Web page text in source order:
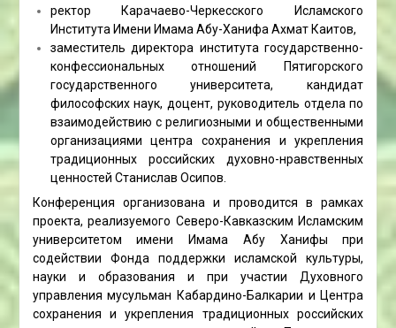
ректор Карачаево-Черкесского Исламского
Института Имени Имама Абу-Ханифа Ахмат Каитов,
заместитель директора института государственно-
конфессиональных отношений Пятигорского
государственного университета, кандидат
философских наук, доцент, руководитель отдела по
взаимодействию с религиозными и общественными
организациями центра сохранения и укрепления
традиционных российских духовно-нравственных
ценностей Станислав Осипов.
Конференция организована и проводится в рамках
проекта, реализуемого Северо-Кавказским Исламским
университетом имени Имама Абу Ханифы при
содействии Фонда поддержки исламской культуры,
науки и образования и при участии Духовного
управления мусульман Кабардино-Балкарии и Центра
сохранения и укрепления традиционных российских